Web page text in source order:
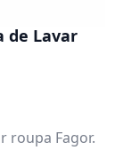
de Lavar
roupa Fagor.